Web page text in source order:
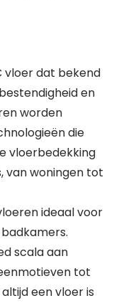
vloer dat bekend
en
worden
die
vloerbedekking
van woningen tot
ideaal voor
scala aan
tot
een vloer is